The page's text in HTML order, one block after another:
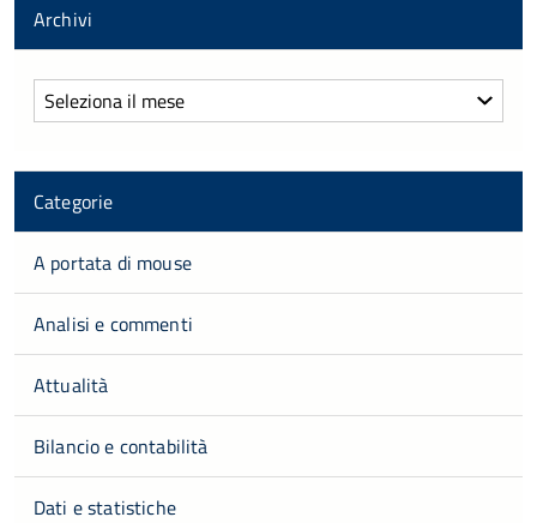
Archivi
Archivi
Categorie
A portata di mouse
Analisi e commenti
Attualità
Bilancio e contabilità
Dati e statistiche